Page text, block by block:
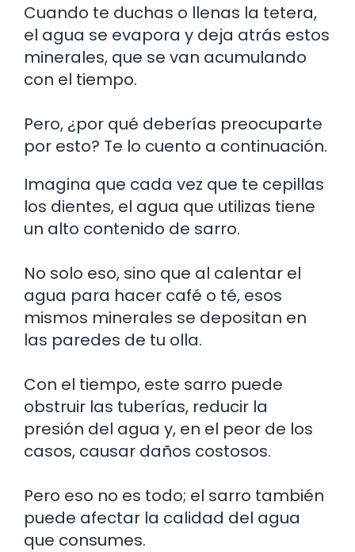
Cuando te duchas o llenas la tetera,
el agua se evapora y deja atrás estos
minerales, que se van acumulando
con el tiempo.
Pero, ¿por qué deberías preocuparte
por esto? Te lo cuento a continuación.
Imagina que cada vez que te cepillas
los dientes, el agua que utilizas tiene
un alto contenido de sarro.
No solo eso, sino que al calentar el
agua para hacer café o té, esos
mismos minerales se depositan en
las paredes de tu olla.
Con el tiempo, este sarro puede
obstruir las tuberías, reducir la
presión del agua y, en el peor de los
casos, causar daños costosos.
Pero eso no es todo; el sarro también
puede afectar la calidad del agua
que consumes.